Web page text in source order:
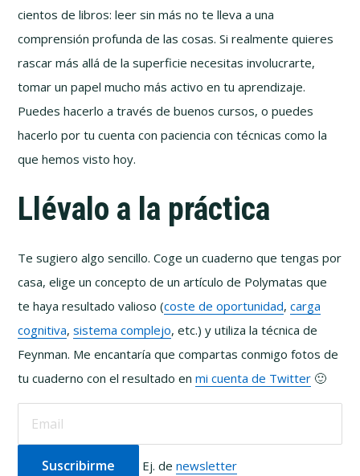
cientos de libros: leer sin más no te lleva a una
comprensión profunda de las cosas. Si realmente quieres
rascar más allá de la superficie necesitas involucrarte,
tomar un papel mucho más activo en tu aprendizaje.
Puedes hacerlo a través de buenos cursos, o puedes
hacerlo por tu cuenta con paciencia con técnicas como la
que hemos visto hoy.
Llévalo a la práctica
Te sugiero algo sencillo. Coge un cuaderno que tengas por
casa, elige un concepto de un artículo de Polymatas que
te haya resultado valioso (coste de oportunidad,carga
cognitiva,sistema complejo, etc.) y utiliza la técnica de
Feynman. Me encantaría que compartas conmigo fotos de
tu cuaderno con el resultado enmi cuenta de Twitter 🙂
Ej. denewsletter